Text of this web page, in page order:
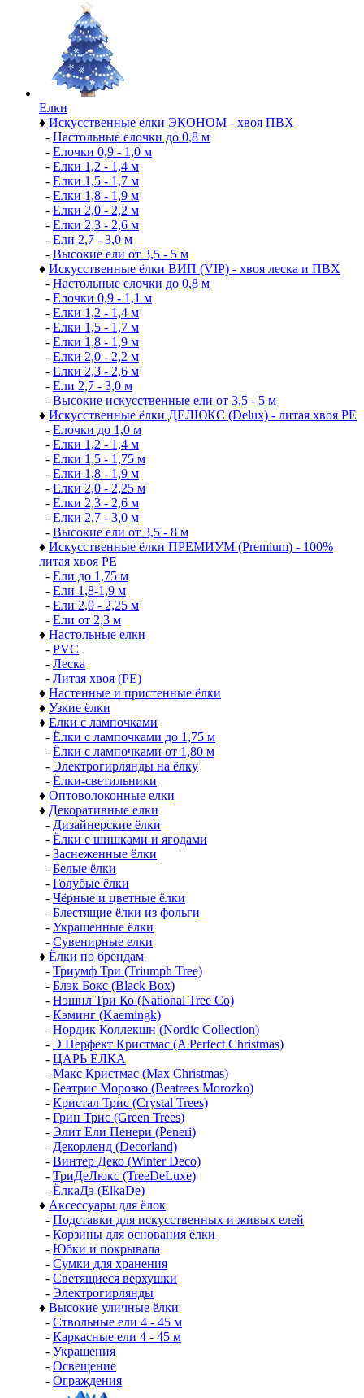
Елки
♦ Искусственные ёлки ЭКОНОМ - хвоя ПВХ
- Настольные елочки до 0,8 м
- Елочки 0,9 - 1,0 м
- Елки 1,2 - 1,4 м
- Елки 1,5 - 1,7 м
- Елки 1,8 - 1,9 м
- Елки 2,0 - 2,2 м
- Елки 2,3 - 2,6 м
- Ели 2,7 - 3,0 м
- Высокие ели от 3,5 - 5 м
♦ Искусственные ёлки ВИП (VIP) - хвоя леска и ПВХ
- Настольные елочки до 0,8 м
- Елочки 0,9 - 1,1 м
- Елки 1,2 - 1,4 м
- Елки 1,5 - 1,7 м
- Елки 1,8 - 1,9 м
- Елки 2,0 - 2,2 м
- Елки 2,3 - 2,6 м
- Ели 2,7 - 3,0 м
- Высокие искусственные ели от 3,5 - 5 м
♦ Искусственные ёлки ДЕЛЮКС (Delux) - литая хвоя РЕ
- Елочки до 1,0 м
- Елки 1,2 - 1,4 м
- Елки 1,5 - 1,75 м
- Елки 1,8 - 1,9 м
- Елки 2,0 - 2,25 м
- Елки 2,3 - 2,6 м
- Елки 2,7 - 3,0 м
- Высокие ели от 3,5 - 8 м
♦ Искусственные ёлки ПРЕМИУМ (Premium) - 100%
литая хвоя РЕ
- Ели до 1,75 м
- Ели 1,8-1,9 м
- Ели 2,0 - 2,25 м
- Ели от 2,3 м
♦ Настольные елки
- PVC
- Леска
- Литая хвоя (РЕ)
♦ Настенные и пристенные ёлки
♦ Узкие ёлки
♦ Елки с лампочками
- Ёлки с лампочками до 1,75 м
- Ёлки с лампочками от 1,80 м
- Электрогирлянды на ёлку
- Ёлки-светильники
♦ Оптоволоконные елки
♦ Декоративные елки
- Дизайнерские ёлки
- Ёлки с шишками и ягодами
- Заснеженные ёлки
- Белые ёлки
- Голубые ёлки
- Чёрные и цветные ёлки
- Блестящие ёлки из фольги
- Украшенные ёлки
- Сувенирные елки
♦ Ёлки по брендам
- Триумф Три (Triumph Tree)
- Блэк Бокс (Black Box)
- Нэшнл Три Ко (National Tree Co)
- Кэминг (Kaemingk)
- Нордик Коллекшн (Nordic Collection)
- Э Перфект Кристмас (A Perfect Christmas)
- ЦАРЬ ЁЛКА
- Макс Кристмас (Max Christmas)
- Беатрис Морозко (Beatrees Morozko)
- Кристал Трис (Crystal Trees)
- Грин Трис (Green Trees)
- Элит Ели Пенери (Peneri)
- Декорленд (Decorland)
- Винтер Деко (Winter Deco)
- ТриДеЛюкс (TreeDeLuxe)
- ЁлкаДэ (ElkaDe)
♦ Аксессуары для ёлок
- Подставки для искусственных и живых елей
- Корзины для основания ёлки
- Юбки и покрывала
- Сумки для хранения
- Светящиеся верхушки
- Электрогирлянды
♦ Высокие уличные ёлки
- Ствольные ели 4 - 45 м
- Каркасные ели 4 - 45 м
- Украшения
- Освещение
- Ограждения